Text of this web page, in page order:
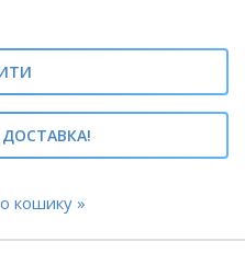
кошику »